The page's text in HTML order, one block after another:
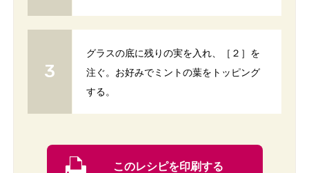
グラスの底に残りの実を入れ、［２］を
注ぐ。お好みでミントの葉をトッピング
する。
このレシピを印刷する